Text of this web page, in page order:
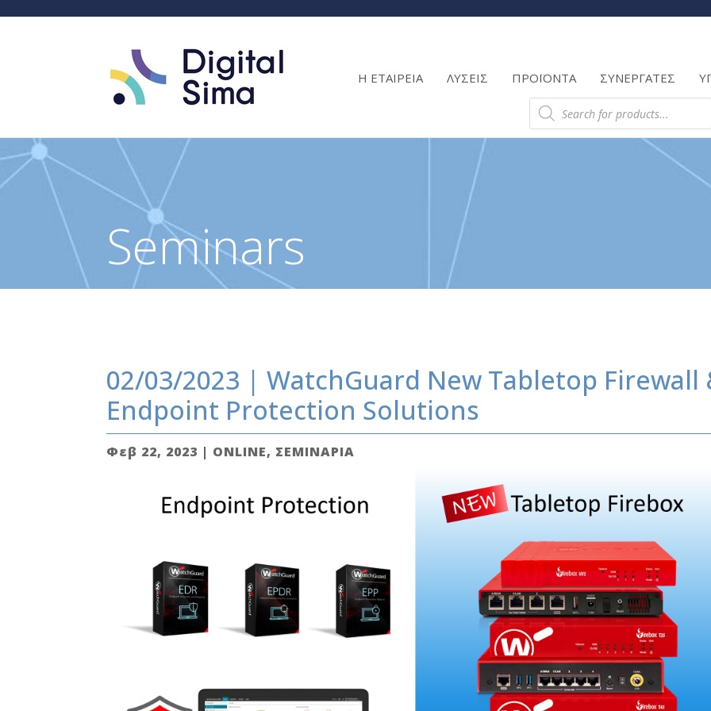
Η ΕΤΑΙΡΕΙΑ ΛΥΣΕΙΣ ΠΡΟΪΟΝΤΑ ΣΥΝΕΡΓΑΤΕΣ
Products
search
Products
Seminars
02/03/2023 | WatchGuard New Tabletop Firewall
Endpoint Protection Solutions
Φεβ 22, 2023 | ONLINE, ΣΕΜΙΝΑΡΙΑ